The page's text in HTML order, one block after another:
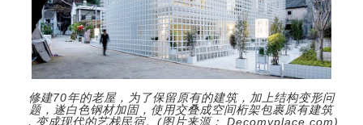
修建70年的老屋，为了保留原有的建筑，加上结构变形问
题，遂白色钢材加固，使用交叠成空间桁架包裹原有建筑
，变成现代的艺栈民宿。(图片来源： Decomyplace.com)